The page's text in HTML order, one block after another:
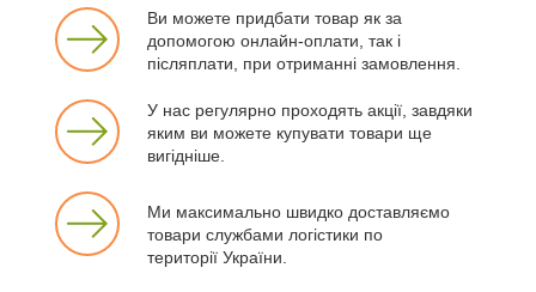
Ви можете придбати товар як за
допомогою онлайн-оплати, так і
післяплати, при отриманні замовлення.
У нас регулярно проходять акції, завдяки
яким ви можете купувати товари ще
вигідніше.
Ми максимально швидко доставляємо
товари службами логістики по
території України.